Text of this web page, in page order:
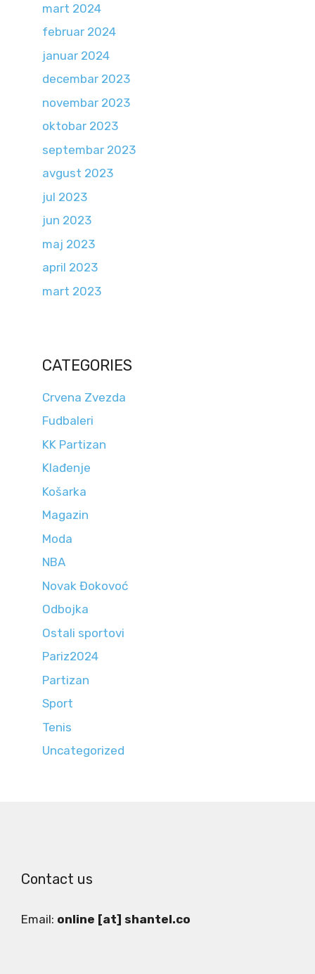
mart 2024
februar 2024
januar 2024
decembar 2023
novembar 2023
oktobar 2023
septembar 2023
avgust 2023
jul 2023
jun 2023
maj 2023
april 2023
mart 2023
CATEGORIES
Crvena Zvezda
Fudbaleri
KK Partizan
Klađenje
Košarka
Magazin
Moda
NBA
Novak Đokovoć
Odbojka
Ostali sportovi
Pariz2024
Partizan
Sport
Tenis
Uncategorized
Contact us
Email: online [at] shantel.co